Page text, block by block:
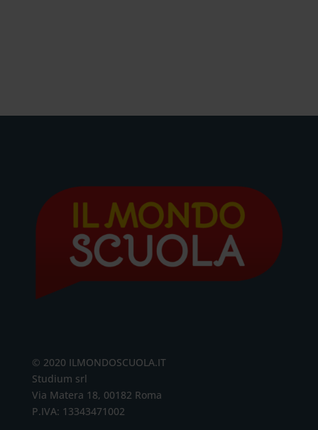
© 2020 ILMONDOSCUOLA.IT
Studium srl
Via Matera 18, 00182 Roma
P.IVA: 13343471002